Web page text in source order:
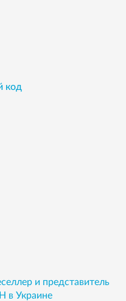
код
и представитель
в Украине